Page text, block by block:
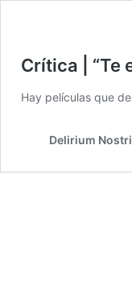
Crítica | “Te
Hay películas que
Delirium Nostri